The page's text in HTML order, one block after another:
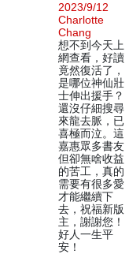
2023/9/12
Charlotte
Chang
想不到今天上
網查看，好讀
竟然復活了，
是哪位神仙壯
士伸出援手？
還沒仔細搜尋
來龍去脈，已
喜極而泣。這
嘉惠眾多書友
但卻無啥收益
的苦工，真的
需要有很多愛
才能繼續下
去，祝福新版
主，謝謝您！
好人一生平
安！